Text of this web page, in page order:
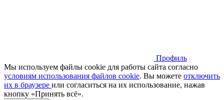
Профиль
Мы используем файлы cookie для работы сайта согласно
условиям использования файлов cookie. Вы можете отключить
их в браузере или cогласиться на их использование, нажав
кнопку «Принять всё».